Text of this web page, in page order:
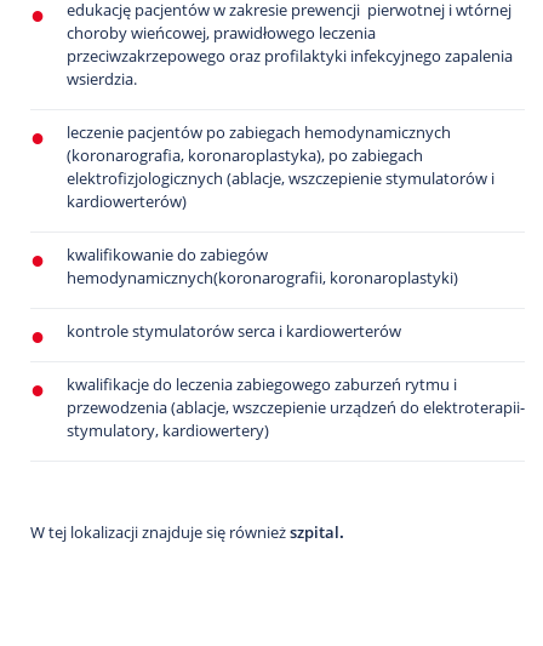
edukację pacjentów w zakresie prewencji pierwotnej i wtórnej
choroby wieńcowej, prawidłowego leczenia
przeciwzakrzepowego oraz profilaktyki infekcyjnego zapalenia
wsierdzia.
leczenie pacjentów po zabiegach hemodynamicznych
(koronarografia, koronaroplastyka), po zabiegach
elektrofizjologicznych (ablacje, wszczepienie stymulatorów i
kardiowerterów)
kwalifikowanie do zabiegów
hemodynamicznych(koronarografii, koronaroplastyki)
kontrole stymulatorów serca i kardiowerterów
kwalifikacje do leczenia zabiegowego zaburzeń rytmu i
przewodzenia (ablacje, wszczepienie urządzeń do elektroterapii-
stymulatory, kardiowertery)
W tej lokalizacji znajduje się równieższpital.